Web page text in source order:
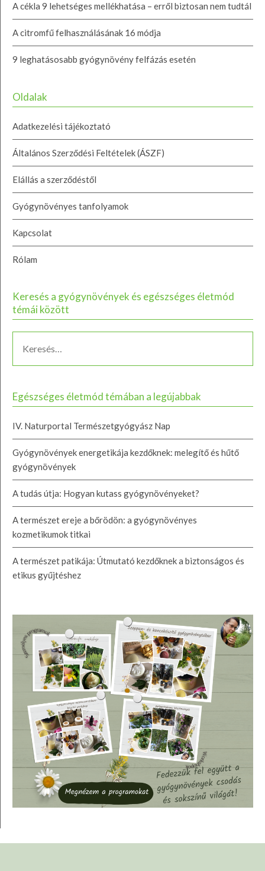
A cékla 9 lehetséges mellékhatása – erről biztosan nem tudtál
A citromfű felhasználásának 16 módja
9 leghatásosabb gyógynövény felfázás esetén
Oldalak
Adatkezelési tájékoztató
Általános Szerződési Feltételek (ÁSZF)
Elállás a szerződéstől
Gyógynövényes tanfolyamok
Kapcsolat
Rólam
Keresés a gyógynövények és egészséges életmód
témái között
Egészséges életmód témában a legújabbak
IV. Naturportal Természetgyógyász Nap
Gyógynövények energetikája kezdőknek: melegítő és hűtő
gyógynövények
A tudás útja: Hogyan kutass gyógynövényeket?
A természet ereje a bőrödön: a gyógynövényes
kozmetikumok titkai
A természet patikája: Útmutató kezdőknek a biztonságos és
etikus gyűjtéshez